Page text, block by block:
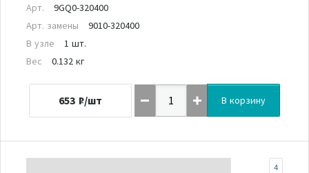
Арт.
9GQ0-320400
Арт. замены
9010-320400
В узле
1 шт.
Вес
0.132 кг
653 ₽/шт В корзину
4